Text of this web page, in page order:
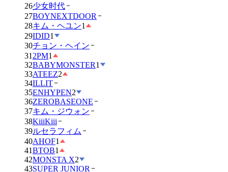
26少女时代
27BOYNEXTDOOR
28キム・ヘユン1
29IDID1
30チョン・ヘイン
31 2PM1
32BABYMONSTER1
33ATEEZ2
34ILLIT
35ENHYPEN2
36ZEROBASEONE
37キム・ジウォン
38KiiiKiii
39ルセラフィム
40AHOF1
41BTOB1
42MONSTA X2
43SUPER JUNIOR